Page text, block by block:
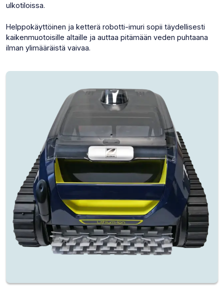
ulkotiloissa.
Helppokäyttöinen ja ketterä robotti-imuri sopii täydellisesti
kaikenmuotoisille altaille ja auttaa pitämään veden puhtaana
ilman ylimääräistä vaivaa.